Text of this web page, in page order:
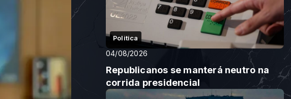
Politica
04/08/2026
Republicanos se manterá neutro na
corrida presidencial